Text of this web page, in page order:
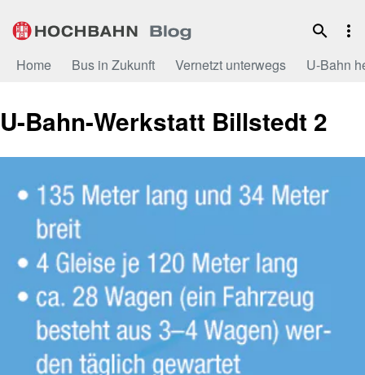
Inhalt
Home Bus in Zukunft Vernetzt unterwegs U-Bahn
U-Bahn-Werkstatt Billstedt 2